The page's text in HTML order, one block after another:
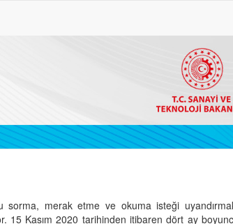
merak etme ve okuma isteği
15 Kasım 2020 tarihinden itibaren dört ay